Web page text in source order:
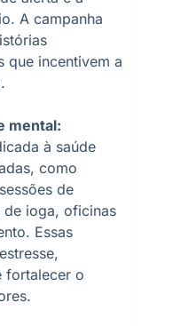
A campanha
que incentivem a
mental:
à saúde
como
de
de ioga, oficinas
Essas
fortalecer o